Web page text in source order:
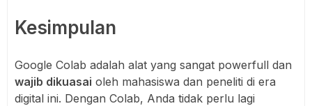
Kesimpulan
Google Colab adalah alat yang sangat powerfull dan
wajib dikuasai oleh mahasiswa dan peneliti di era
digital ini. Dengan Colab, Anda tidak perlu lagi